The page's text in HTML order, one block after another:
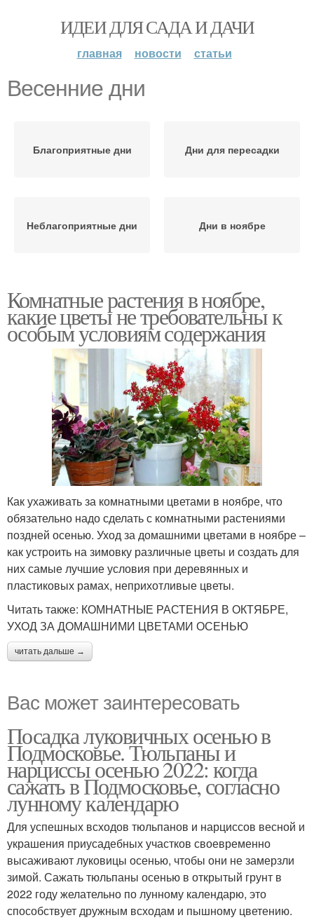
ИДЕИ ДЛЯ САДА И ДАЧИ
главная новости статьи
Весенние дни
Благоприятные дни Дни для пересадки
Неблагоприятные дни Дни в ноябре
Комнатные растения в ноябре,
какие цветы не требовательны к
особым условиям содержания
Как ухаживать за комнатными цветами в ноябре, что
обязательно надо сделать с комнатными растениями
поздней осенью. Уход за домашними цветами в ноябре –
как устроить на зимовку различные цветы и создать для
них самые лучшие условия при деревянных и
пластиковых рамах, неприхотливые цветы.
Читать также: КОМНАТНЫЕ РАСТЕНИЯ В ОКТЯБРЕ,
УХОД ЗА ДОМАШНИМИ ЦВЕТАМИ ОСЕНЬЮ
читать дальше →
Вас может заинтересовать
Посадка луковичных осенью в
Подмосковье. Тюльпаны и
нарциссы осенью 2022: когда
сажать в Подмосковье, согласно
лунному календарю
Для успешных всходов тюльпанов и нарциссов весной и
украшения приусадебных участков своевременно
высаживают луковицы осенью, чтобы они не замерзли
зимой. Сажать тюльпаны осенью в открытый грунт в
2022 году желательно по лунному календарю, это
способствует дружным всходам и пышному цветению.